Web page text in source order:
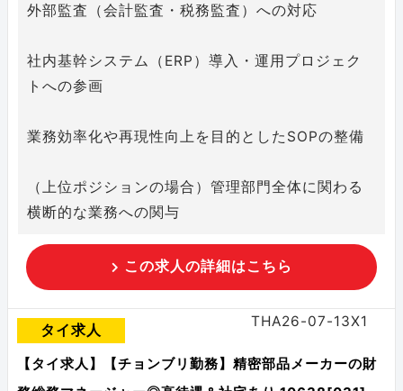
外部監査（会計監査・税務監査）への対応
社内基幹システム（ERP）導入・運用プロジェク
トへの参画
業務効率化や再現性向上を目的としたSOPの整備
（上位ポジションの場合）管理部門全体に関わる
横断的な業務への関与
この求人の詳細はこちら
タイ求人
THA26-07-13X1
【タイ求人】【チョンブリ勤務】精密部品メーカーの財